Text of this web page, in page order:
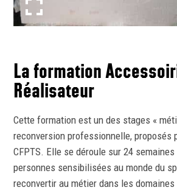
plein écran
La formation
Réalisateur
Cette formation est un des stages «
reconversion professionnelle, proposés
CFPTS. Elle se déroule sur 24 semaines
personnes sensibilisées au monde du
reconvertir au métier dans les